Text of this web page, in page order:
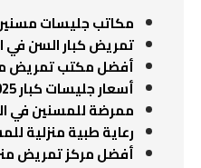
مكاتب جليسات
تمريض كبار السن في
أفضل مكتب تمريض
أسعار جليسات كبار 2025
ممرضة للمسنين في
رعاية طبية منزلية
أفضل مركز تمريض